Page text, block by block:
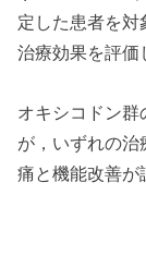
定した患者を対
治療効果を評価
オキシコドン群
が，いずれの治
痛と機能改善が